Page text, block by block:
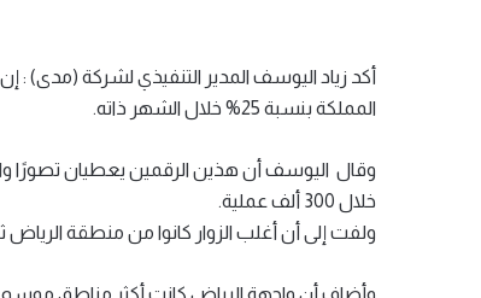
المملكة بنسبة 25% خلال الشهر ذاته.
خلال 300 ألف عملية.
ولفت إلى أن أغلب الزوار كانوا من منطقة الرياض
وأضاف أن واجهة الرياض كانت أكثر مناطق موسم الرياض صرفًا من